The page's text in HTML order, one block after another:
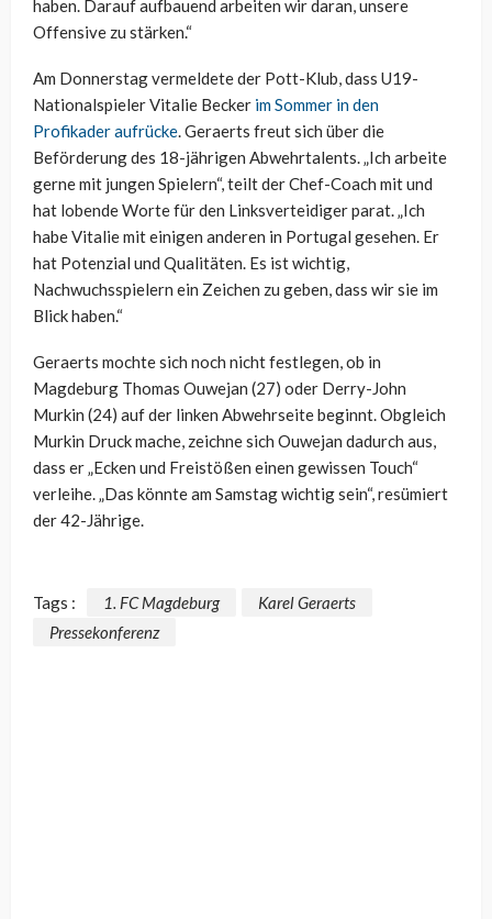
haben. Darauf aufbauend arbeiten wir daran, unsere
Offensive zu stärken.“
Am Donnerstag vermeldete der Pott-Klub, dass U19-
Nationalspieler Vitalie Becker im Sommer in den
Profikader aufrücke. Geraerts freut sich über die
Beförderung des 18-jährigen Abwehrtalents. „Ich arbeite
gerne mit jungen Spielern“, teilt der Chef-Coach mit und
hat lobende Worte für den Linksverteidiger parat. „Ich
habe Vitalie mit einigen anderen in Portugal gesehen. Er
hat Potenzial und Qualitäten. Es ist wichtig,
Nachwuchsspielern ein Zeichen zu geben, dass wir sie im
Blick haben.“
Geraerts mochte sich noch nicht festlegen, ob in
Magdeburg Thomas Ouwejan (27) oder Derry-John
Murkin (24) auf der linken Abwehrseite beginnt. Obgleich
Murkin Druck mache, zeichne sich Ouwejan dadurch aus,
dass er „Ecken und Freistößen einen gewissen Touch“
verleihe. „Das könnte am Samstag wichtig sein“, resümiert
der 42-Jährige.
Tags : 1. FC Magdeburg
Karel Geraerts
Pressekonferenz